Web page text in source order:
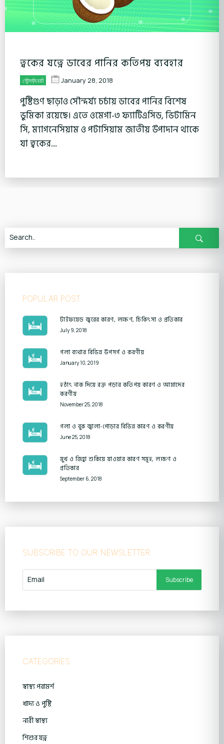
ত্বকের যত্নে ডাবের পানির কতিপয় ব্যবহার
সৌন্দর্য্য চর্চা January 28, 2018
পুষ্টিগুণ ছাড়াও সৌন্দর্য্য চর্চায় ডাবের পানির বিশেষ
ভুমিকা রয়েছে। এতে ওমেগা-৩ ফ্যাটিএসিড, ভিটামিন
সি, ম্যাগনেসিয়াম ও পটাসিয়াম জাতীয় উপাদান থাকে
যা ত্বকের...
POPULAR POST
টাইফয়েড জ্বরের কারণ, লক্ষণ, চিকিৎসা ও প্রতিকার
July 9, 2018
গলা ব্যথার বিভিন্ন উপসর্গ ও করণীয়
January 10, 2019
হঠাৎ নাক দিয়ে রক্ত পড়ার কতিপয় কারণ ও আমাদের
করণীয়
November 25, 2018
গলা ও বুক জ্বালা-পোড়ার বিভিন্ন কারণ ও করণীয়
June 25, 2018
মুখ ও জিহ্বা শুকিয়ে যাওয়ার কারণ সমূহ, লক্ষণ ও
প্রতিকার
September 6, 2018
SUBSCRIBE TO OUR NEWSLETTER
CATEGORIES
স্বাস্থ্য পরামর্শ
খাদ্য ও পুষ্টি
নারী স্বাস্থ্য
শিশুর যত্ন